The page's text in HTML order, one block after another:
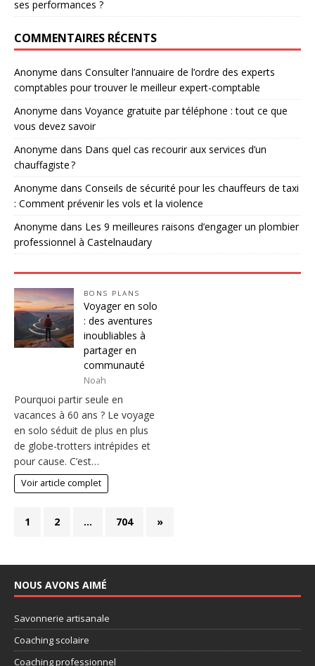
ses performances ?
COMMENTAIRES RÉCENTS
Anonyme dans Consulter l’annuaire de l’ordre des experts
comptables pour trouver le meilleur expert-comptable
Anonyme dans Voyance gratuite par téléphone : tout ce que
vous devez savoir
Anonyme dans Dans quel cas recourir aux services d’un
chauffagiste ?
Anonyme dans Conseils de sécurité pour les chauffeurs de taxi
: Comment prévenir les vols et la violence
Anonyme dans Les 9 meilleures raisons d’engager un plombier
professionnel à Castelnaudary
BONS PLANS
Voyager en solo
: des aventures
inoubliables à
partager en
communauté
Noah
Pourquoi partir seule en
vacances à 60 ans ? Le voyage
en solo séduit de plus en plus
de globe-trotters intrépides et
pour cause. C’est…
Voir article complet
1 2 … 704 »
NOUS AVONS AIMÉ
Savonnerie artisanale
Coaching scolaire
Coaching professionnel